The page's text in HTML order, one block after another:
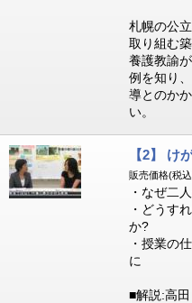
札幌の公
取り組む
養護教諭
例を知り
導とのか
い。
【2】 け
販売価格(税
・なぜ二
・どうす
か?
・授業の
に
■解説:高